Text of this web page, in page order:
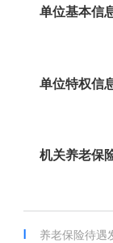
单位基本信
单位特权信
机关养老保
养老保险待遇